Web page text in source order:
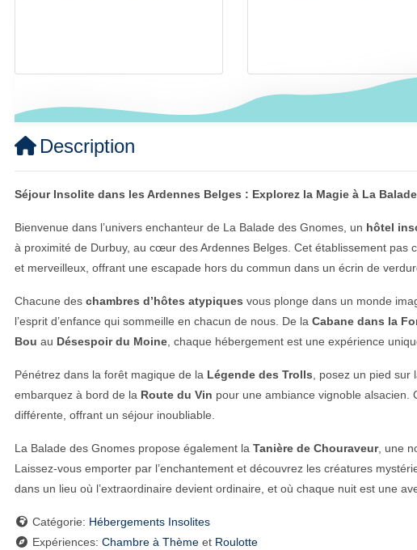
Description
Séjour Insolite dans les Ardennes Belges : Explorez la Magie à La
Bienvenue dans l’univers enchanteur de La Balade des Gnomes, un hôtel
à proximité de Durbuy, au cœur des Ardennes Belges. Cet établissement pas
et merveilleux, offrant une escapade hors du commun dans un écrin de
Chacune des chambres d’hôtes atypiques vous plonge dans un monde
l’esprit d’enfance qui sommeille en chacun de nous. De la Cabane dans la
Bou au Désespoir du Moine , chaque hébergement est une expérience
Pénétrez dans la forêt magique de la Légende des Trolls , posez un pied sur
embarquez à bord de la Route du Vin pour une ambiance vignoble alsacien.
différente, offrant un séjour inoubliable.
La Balade des Gnomes propose également la Tanière de Chouraveur, une
Laissez-vous emporter par l’enchantement et découvrez les créatures
dans un lieu où l’extraordinaire devient ordinaire, et où chaque nuit est une
Catégorie: Hébergements Insolites
Expériences: Chambre à Thèmeet Roulotte